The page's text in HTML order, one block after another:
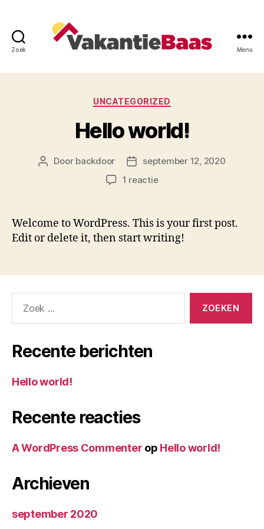
Zoek Menu
Categorieën
UNCATEGORIZED
Hello world!
Berichtauteur
Door backdoor Berichtdatum
september 12, 2020
1 reactieop
Welcome to WordPress. This is your first post.
Edit or delete it, then start writing!
naar:
Recente berichten
Hello world!
Recente reacties
A WordPress Commenter op Hello world!
Archieven
september 2020